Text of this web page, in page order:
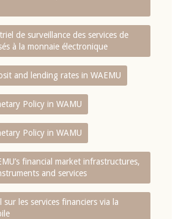
de surveillance des services de
à la monnaie électronique
and lending rates in WAEMU
Policy in WAMU
Policy in WAMU
financial market infrastructures,
and services
les services financiers via la